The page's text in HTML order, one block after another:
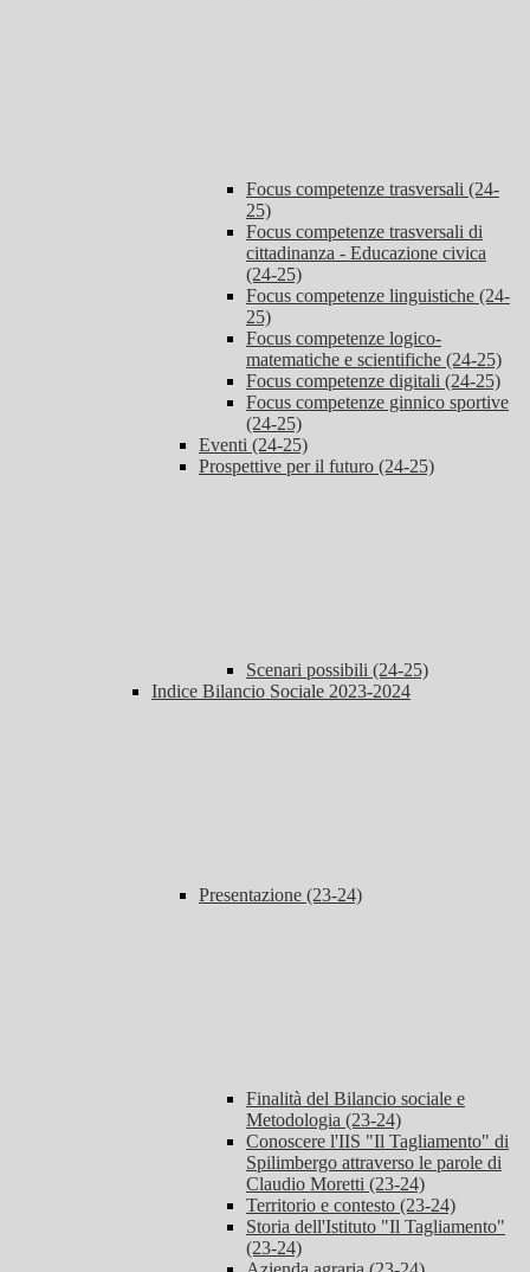
Focus competenze trasversali (24-
25)
Focus competenze trasversali di
cittadinanza - Educazione civica
(24-25)
Focus competenze linguistiche (24-
25)
Focus competenze logico-
matematiche e scientifiche (24-25)
Focus competenze digitali (24-25)
Focus competenze ginnico sportive
(24-25)
Eventi (24-25)
Prospettive per il futuro (24-25)
Scenari possibili (24-25)
Indice Bilancio Sociale 2023-2024
Presentazione (23-24)
Finalità del Bilancio sociale e
Metodologia (23-24)
Conoscere l'IIS "Il Tagliamento" di
Spilimbergo attraverso le parole di
Claudio Moretti (23-24)
Territorio e contesto (23-24)
Storia dell'Istituto "Il Tagliamento"
(23-24)